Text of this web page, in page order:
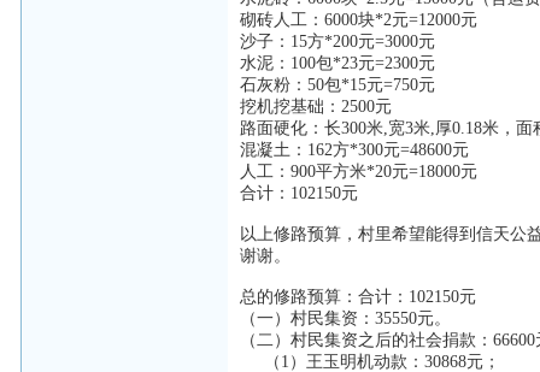
砌砖人工：6000块*2元=12000元
沙子：15方*200元=3000元
水泥：100包*23元=2300元
石灰粉：50包*15元=750元
挖机挖基础：2500元
路面硬化：长300米,宽3米,厚0.18米，面
混凝土：162方*300元=48600元
人工：900平方米*20元=18000元
合计：102150元
以上修路预算，村里希望能得到信天公
谢谢。
总的修路预算：合计：102150元
（一）村民集资：35550元。
（二）村民集资之后的社会捐款：
（1）王玉明机动款：30868元；